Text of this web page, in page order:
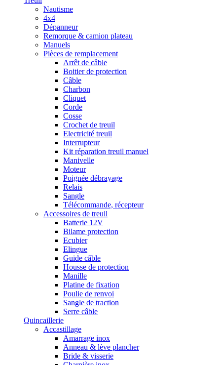
Nautisme
4x4
Dépanneur
Remorque & camion plateau
Manuels
Pièces de remplacement
Arrêt de câble
Boitier de protection
Câble
Charbon
Cliquet
Corde
Cosse
Crochet de treuil
Electricité treuil
Interrupteur
Kit réparation treuil manuel
Manivelle
Moteur
Poignée débrayage
Relais
Sangle
Télécommande, récepteur
Accessoires de treuil
Batterie 12V
Bilame protection
Ecubier
Elingue
Guide câble
Housse de protection
Manille
Platine de fixation
Poulie de renvoi
Sangle de traction
Serre câble
Quincaillerie
Accastillage
Amarrage inox
Anneau & lève plancher
Bride & visserie